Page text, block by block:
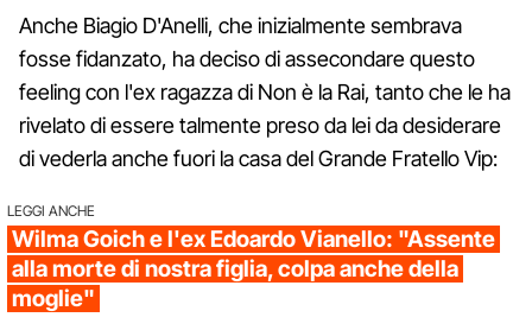
Anche Biagio D'Anelli, che inizialmente sembrava
fosse fidanzato, ha deciso di assecondare questo
feeling con l'ex ragazza di Non è la Rai, tanto che le ha
rivelato di essere talmente preso da lei da desiderare
di vederla anche fuori la casa del Grande Fratello Vip:
LEGGI ANCHE
Wilma Goich e l'ex Edoardo Vianello: "Assente
alla morte di nostra figlia, colpa anche della
moglie"